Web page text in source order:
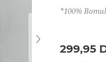
*100%
299,95